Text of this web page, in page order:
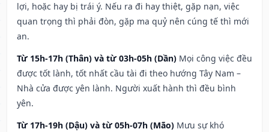
lợi, hoặc hay bị trái ý. Nếu ra đi hay thiệt, gặp nạn, việc
quan trọng thì phải đòn, gặp ma quỷ nên cúng tế thì mới
an.
Từ 15h-17h (Thân) và từ 03h-05h (Dần) Mọi công việc đều
được tốt lành, tốt nhất cầu tài đi theo hướng Tây Nam –
Nhà cửa được yên lành. Người xuất hành thì đều bình
yên.
Từ 17h-19h (Dậu) và từ 05h-07h (Mão) Mưu sự khó